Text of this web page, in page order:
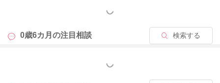
もっと見る
0歳6カ月の注目相談 検索する
もっと見る